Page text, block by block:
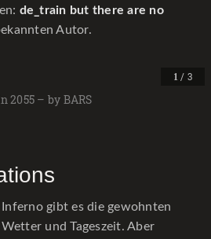
de_train but there are no
Autor.
1 / 3
2055 – by BARS
gibt es die gewohnten
und Tageszeit. Aber